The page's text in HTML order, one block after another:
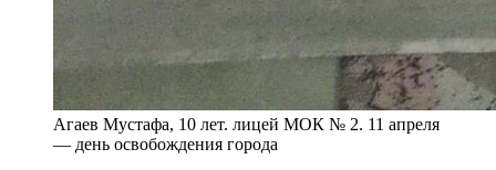
Агаев Мустафа, 10 лет. лицей МОК № 2. 11 апреля
— день освобождения города